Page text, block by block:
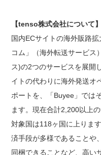
【tenso株式会社について】
国内ECサイトの海外販路
コム」（海外転送サービス
ス)の2つのサービスを展開
イトの代わりに海外発送オ
ポートを、「Buyee」では
ます。現在合計2,200以上
対象国は118ヶ国に上りま
済手段が多様であることや
同梱できることなど、高い